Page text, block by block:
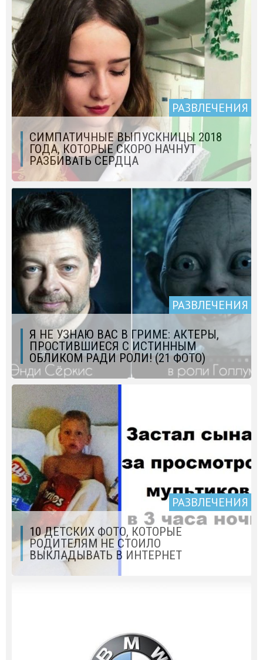
РАЗВЛЕЧЕНИЯ
СИМПАТИЧНЫЕ ВЫПУСКНИЦЫ 2018
ГОДА, КОТОРЫЕ СКОРО НАЧНУТ
РАЗБИВАТЬ СЕРДЦА
РАЗВЛЕЧЕНИЯ
Я НЕ УЗНАЮ ВАС В ГРИМЕ: АКТЕРЫ,
ПРОСТИВШИЕСЯ С ИСТИННЫМ
ОБЛИКОМ РАДИ РОЛИ! (21 ФОТО)
РАЗВЛЕЧЕНИЯ
10 ДЕТСКИХ ФОТО, КОТОРЫЕ
РОДИТЕЛЯМ НЕ СТОИЛО
ВЫКЛАДЫВАТЬ В ИНТЕРНЕТ